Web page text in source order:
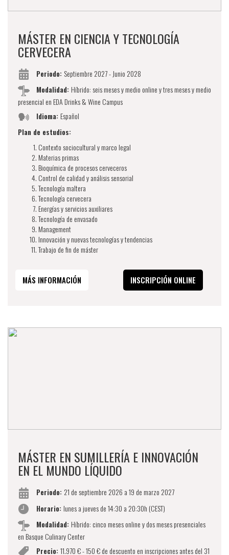
MÁSTER EN CIENCIA Y TECNOLOGÍA
CERVECERA
Periodo: Septiembre 2027 - Junio 2028
Modalidad: Híbrido: seis meses y medio online y tres meses y medio
presencial en EDA Drinks & Wine Campus
Idioma: Español
Plan de estudios:
Contexto sociocultural y marco legal ​
Materias primas
Bioquímica de procesos cerveceros​
Control de calidad y análisis sensorial ​
Tecnología maltera​
Tecnología cervecera​
Energías y servicios auxiliares​​
Tecnología de envasado​​
Management
Innovación y nuevas tecnologías y tendencias ​​
Trabajo de fin de máster​
MÁS INFORMACIÓN INSCRIPCIÓN ONLINE
MÁSTER EN SUMILLERÍA E INNOVACIÓN
EN EL MUNDO LÍQUIDO
Periodo: 21 de septiembre 2026 a 19 de marzo 2027
Horario: lunes a jueves de 14:30 a 20:30h (CEST)
Modalidad: Híbrido: cinco meses online y dos meses presenciales
en Basque Culinary Center
Precio: 11.970 € - 150 € de descuento en inscripciones antes del 31